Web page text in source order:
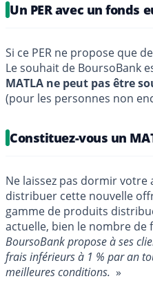
Un PER avec un fonds
Si ce PER ne propose que
Le souhait de BoursoBank
MATLA ne peut pas être
(pour les personnes non
Constituez-vous un
Ne laissez pas dormir
distribuer cette nouvelle
gamme de produits
actuelle, bien le nombre de
BoursoBank propose à ses
frais inférieurs à 1 % par an
meilleures conditions. »